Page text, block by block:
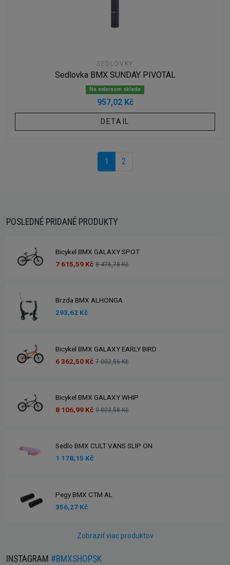
SEDLOVKY
Sedlovka BMX SUNDAY PIVOTAL
Na externom sklade
957,02 Kč
DETAIL
1 2
POSLEDNÉ PRIDANÉ PRODUKTY
Bicykel BMX GALAXY SPOT
7 615,59 Kč 8 476,78 Kč
Brzda BMX ALHONGA
293,62 Kč
Bicykel BMX GALAXY EARLY BIRD
6 362,50 Kč 7 002,56 Kč
Bicykel BMX GALAXY WHIP
8 106,99 Kč 9 803,58 Kč
Sedlo BMX CULT VANS SLIP ON
1 178,15 Kč
Pegy BMX CTM AL
356,27 Kč
Zobraziť viac produktov
INSTAGRAM #BMXSHOPSK